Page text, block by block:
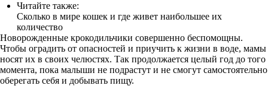
Читайте также:
Сколько в мире кошек и где живет наибольшее их
количество
Новорожденные крокодильчики совершенно беспомощны.
Чтобы оградить от опасностей и приучить к жизни в воде, мамы
носят их в своих челюстях. Так продолжается целый год до того
момента, пока малыши не подрастут и не смогут самостоятельно
оберегать себя и добывать пищу.